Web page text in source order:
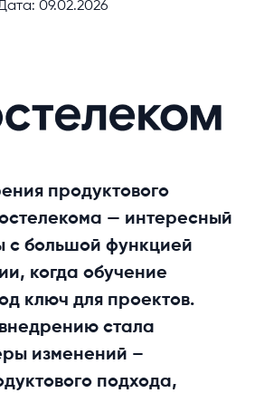
09.02.2026
продуктового
— интересный
с большой функцией
когда обучение
ключ для проектов.
стала
изменений –
подхода,